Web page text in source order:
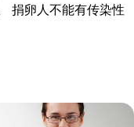
捐卵人不能有传染性